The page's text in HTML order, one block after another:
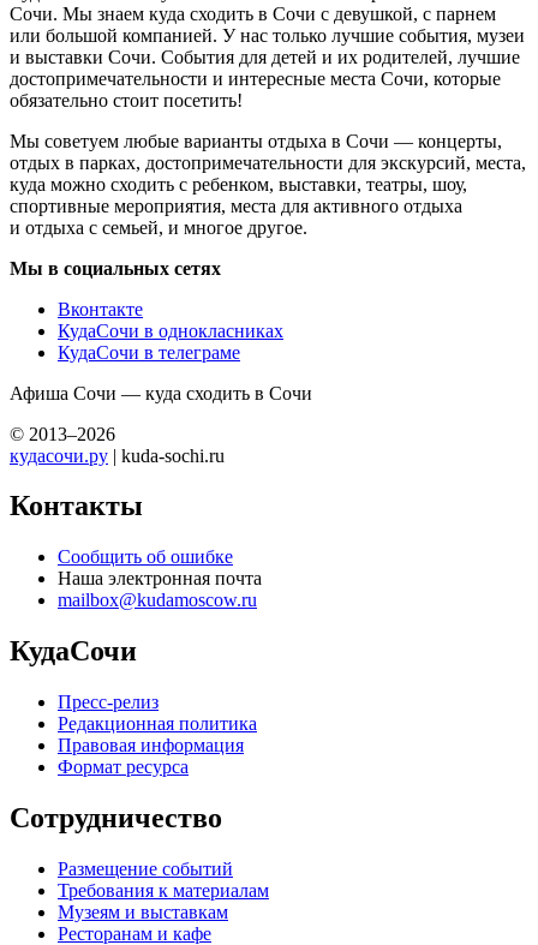
Сочи. Мы знаем куда сходить в Сочи с девушкой, с парнем
или большой компанией. У нас только лучшие события, музеи
и выставки Сочи. События для детей и их родителей, лучшие
достопримечательности и интересные места Сочи, которые
обязательно стоит посетить!
Мы советуем любые варианты отдыха в Сочи — концерты,
отдых в парках, достопримечательности для экскурсий, места,
куда можно сходить с ребенком, выставки, театры, шоу,
спортивные мероприятия, места для активного отдыха
и отдыха с семьей, и многое другое.
Мы в социальных сетях
Вконтакте
КудаСочи в однокласниках
КудаСочи в телеграме
Афиша Сочи — куда сходить в Сочи
© 2013–2026
кудасочи.ру | kuda-sochi.ru
Контакты
Сообщить об ошибке
Наша электронная почта
mailbox@kudamoscow.ru
КудаСочи
Пресс-релиз
Редакционная политика
Правовая информация
Формат ресурса
Сотрудничество
Размещение событий
Требования к материалам
Музеям и выставкам
Ресторанам и кафе